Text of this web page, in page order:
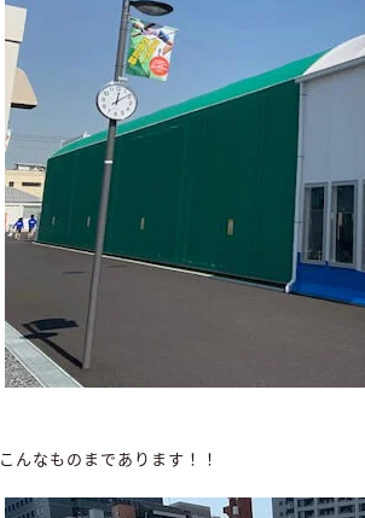
こんなものまであります！！